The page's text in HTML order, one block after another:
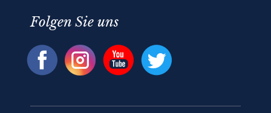
Folgen Sie uns